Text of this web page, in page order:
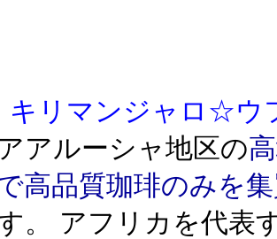
キリマンジャロ☆ウ
アルーシャ地区の
高品質珈琲のみを
。 アフリカを代表